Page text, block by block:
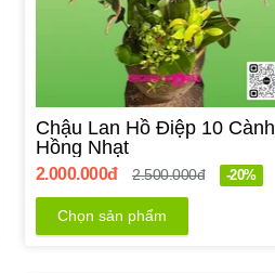
Chậu Lan Hồ Điệp 10 Cành
Hồng Nhạt
2.000.000đ 2.500.000đ -20%
Chọn sản phẩm